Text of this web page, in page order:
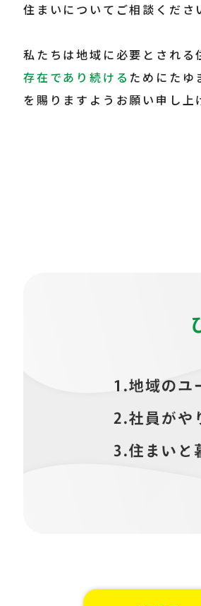
住まいについてご相談くださ
私たちは地域に必要とされ
存在であり続ける ためにたゆ
を賜りますようお願い申し上